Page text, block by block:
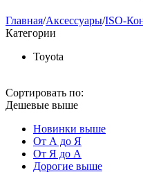
Главная/Аксессуары/ISO-
Категории
Toyota
Сортировать по:
Дешевые выше
Новинки выше
От А до Я
От Я до А
Дорогие выше